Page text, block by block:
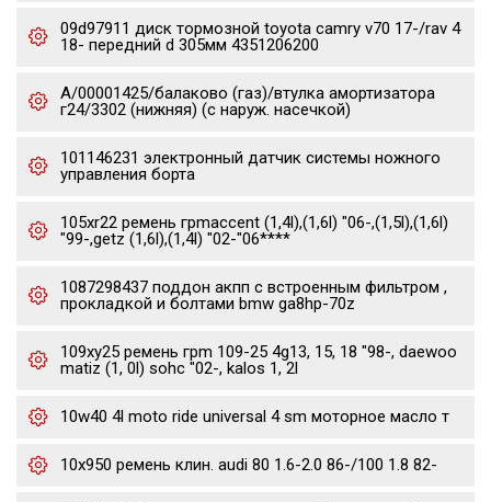
09d97911 диск тормозной toyota camry v70 17-/rav 4
18- передний d 305мм 4351206200
А/00001425/балаково (газ)/втулка амортизатора
г24/3302 (нижняя) (с наруж. насечкой)
101146231 электронный датчик системы ножного
управления борта
105xr22 ремень грmaccent (1,4l),(1,6l) "06-,(1,5l),(1,6l)
"99-,getz (1,6l),(1,4l) "02-"06****
1087298437 поддон акпп с встроенным фильтром ,
прокладкой и болтами bmw ga8hp-70z
109xy25 ремень грm 109-25 4g13, 15, 18 "98-, daewoo
matiz (1, 0l) sohc "02-, kalos 1, 2l
10w40 4l moto ride universal 4 sm моторное масло т
10x950 ремень клин. audi 80 1.6-2.0 86-/100 1.8 82-